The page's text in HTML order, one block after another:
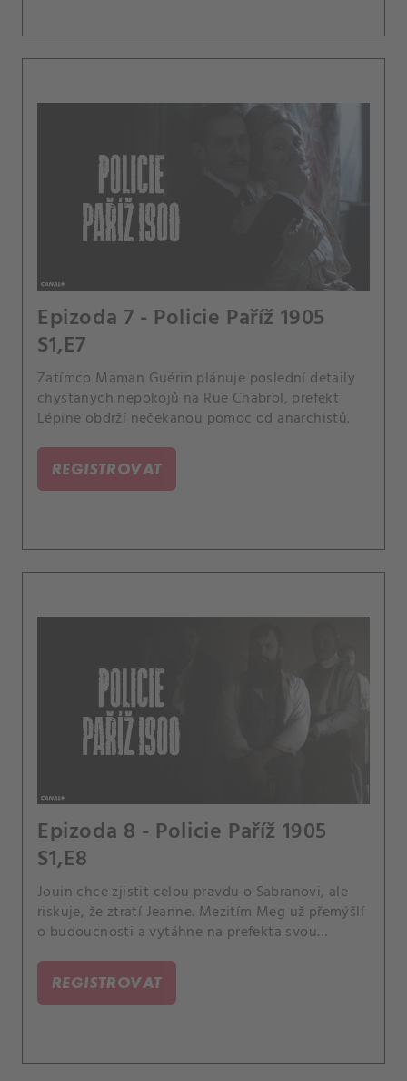
Epizoda 7 - Policie Paříž 1905
S1,E7
Zatímco Maman Guérin plánuje poslední detaily
chystaných nepokojů na Rue Chabrol, prefekt
Lépine obdrží nečekanou pomoc od anarchistů.
REGISTROVAT
Epizoda 8 - Policie Paříž 1905
S1,E8
Jouin chce zjistit celou pravdu o Sabranovi, ale
riskuje, že ztratí Jeanne. Mezitím Meg už přemýšlí
o budoucnosti a vytáhne na prefekta svou
REGISTROVAT